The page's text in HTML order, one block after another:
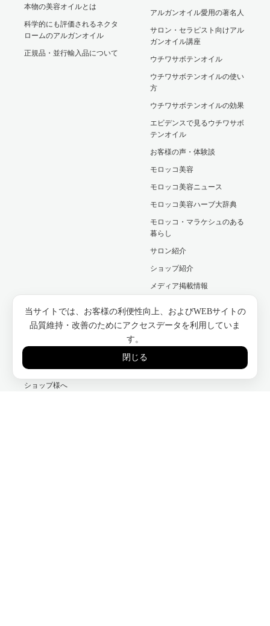
本物の美容オイルとは
科学的にも評価されるネクタ
ロームのアルガンオイル
正規品・並行輸入品について
アルガンオイル愛用の著名人
サロン・セラピスト向けアル
ガンオイル講座
ウチワサボテンオイル
ウチワサボテンオイルの使い
方
ウチワサボテンオイルの効果
エビデンスで見るウチワサボ
テンオイル
お客様の声・体験談
モロッコ美容
モロッコ美容ニュース
モロッコ美容ハーブ大辞典
モロッコ・マラケシュのある
暮らし
サロン紹介
ショップ紹介
メディア掲載情報
ショップ様へ
当サイトでは、お客様の利便性向上、およびWEBサイトの
品質維持・改善のためにアクセスデータを利用していま
す。
閉じる